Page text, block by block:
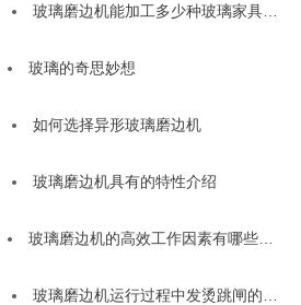
玻璃磨边机能加工多少种玻璃家具…
玻璃的奇思妙想
如何选择异形玻璃磨边机
玻璃磨边机具有的特性介绍
玻璃磨边机的高效工作因素有哪些…
玻璃磨边机运行过程中发烫跳闸的…